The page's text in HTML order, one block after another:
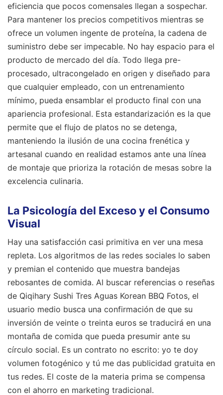
eficiencia que pocos comensales llegan a sospechar.
Para mantener los precios competitivos mientras se
ofrece un volumen ingente de proteína, la cadena de
suministro debe ser impecable. No hay espacio para el
producto de mercado del día. Todo llega pre-
procesado, ultracongelado en origen y diseñado para
que cualquier empleado, con un entrenamiento
mínimo, pueda ensamblar el producto final con una
apariencia profesional. Esta estandarización es la que
permite que el flujo de platos no se detenga,
manteniendo la ilusión de una cocina frenética y
artesanal cuando en realidad estamos ante una línea
de montaje que prioriza la rotación de mesas sobre la
excelencia culinaria.
La Psicología del Exceso y el Consumo
Visual
Hay una satisfacción casi primitiva en ver una mesa
repleta. Los algoritmos de las redes sociales lo saben
y premian el contenido que muestra bandejas
rebosantes de comida. Al buscar referencias o reseñas
de Qiqihary Sushi Tres Aguas Korean BBQ Fotos, el
usuario medio busca una confirmación de que su
inversión de veinte o treinta euros se traducirá en una
montaña de comida que pueda presumir ante su
círculo social. Es un contrato no escrito: yo te doy
volumen fotogénico y tú me das publicidad gratuita en
tus redes. El coste de la materia prima se compensa
con el ahorro en marketing tradicional.